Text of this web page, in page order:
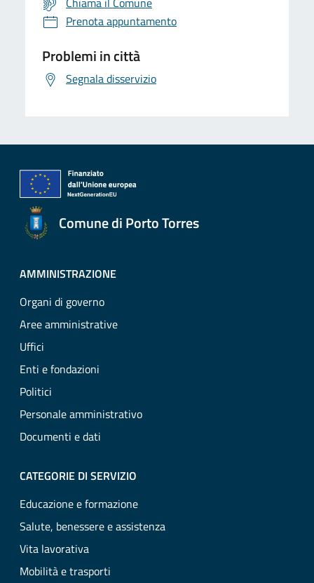
Prenota appuntamento
Problemi in città
Segnala disservizio
Comune di Porto Torres
AMMINISTRAZIONE
Organi di governo
Aree amministrative
Uffici
Enti e fondazioni
Politici
Personale amministrativo
Documenti e dati
CATEGORIE DI SERVIZIO
Educazione e formazione
Salute, benessere e assistenza
Vita lavorativa
Mobilità e trasporti